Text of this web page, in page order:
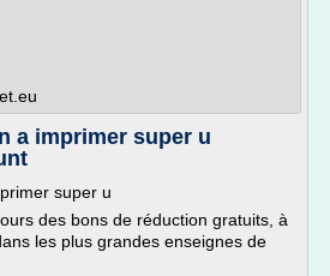
a imprimer super u
super u
des bons de réduction gratuits, à
les plus grandes enseignes de